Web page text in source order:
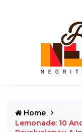
Home
Lemonade: 10